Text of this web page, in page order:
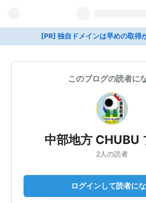
[PR] 独自ドメインは早めの取得
このブログの読者に
中部地方 CHUBU
2人の読者
ログインして読者に